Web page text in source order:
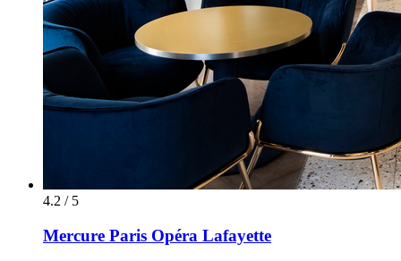
4.2 / 5
Mercure Paris Opéra Lafayette